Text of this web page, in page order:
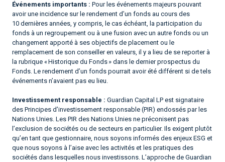
Événements importants : Pour les événements majeurs pouvant
avoir une incidence sur le rendement d’un fonds au cours des
10 dernières années, y compris, le cas échéant, la participation du
fonds à un regroupement ou à une fusion avec un autre fonds ou un
changement apporté à ses objectifs de placement ou le
remplacement de son conseiller en valeurs, il y a lieu de se reporter à
la rubrique « Historique du Fonds » dans le dernier prospectus du
Fonds. Le rendement d’un fonds pourrait avoir été différent si de tels
événements n’avaient pas eu lieu.
Investissement responsable : Guardian Capital LP est signataire
des Principes d’investissement responsable (PIR) endossés par les
Nations Unies. Les PIR des Nations Unies ne préconisent pas
l’exclusion de sociétés ou de secteurs en particulier. Ils exigent plutôt
qu’en tant que gestionnaire, nous soyons informés des enjeux ESG et
que nous soyons à l’aise avec les activités et les pratiques des
sociétés dans lesquelles nous investissons. L’approche de Guardian